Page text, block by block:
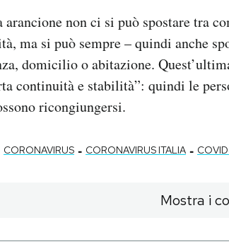
arancione non ci si può spostare tra
ma si può sempre – quindi anche
domicilio o abitazione.
continuità e stabilità”: quindi le
ricongiungersi.
CORONAVIRUS - CORONAVIRUS ITALIA -
Mostra i